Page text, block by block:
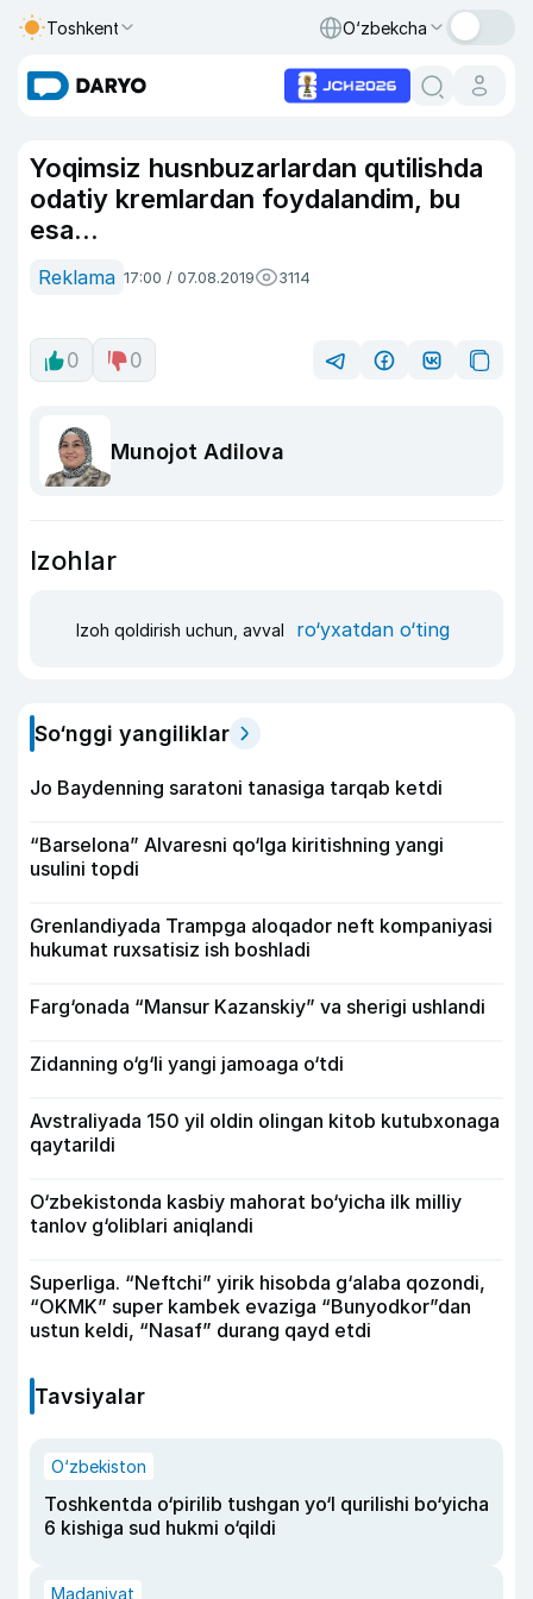
Toshkent O‘zbekcha
Yoqimsiz husnbuzarlardan qutilishda
odatiy kremlardan foydalandim, bu
esa...
Reklama 17:00 / 07.08.2019 3114
0 0
Munojot Adilova
Izohlar
Izoh qoldirish uchun, avval ro‘yxatdan o‘ting
So‘nggi yangiliklar
Jo Baydenning saratoni tanasiga tarqab ketdi
“Barselona” Alvaresni qo‘lga kiritishning yangi
usulini topdi
Grenlandiyada Trampga aloqador neft kompaniyasi
hukumat ruxsatisiz ish boshladi
Farg‘onada “Mansur Kazanskiy” va sherigi ushlandi
Zidanning o‘g‘li yangi jamoaga o‘tdi
Avstraliyada 150 yil oldin olingan kitob kutubxonaga
qaytarildi
O‘zbekistonda kasbiy mahorat bo‘yicha ilk milliy
tanlov g‘oliblari aniqlandi
Superliga. “Neftchi” yirik hisobda g‘alaba qozondi,
“OKMK” super kambek evaziga “Bunyodkor”dan
ustun keldi, “Nasaf” durang qayd etdi
Tavsiyalar
O‘zbekiston
Toshkentda o‘pirilib tushgan yo‘l qurilishi bo‘yicha
6 kishiga sud hukmi o‘qildi
Madaniyat